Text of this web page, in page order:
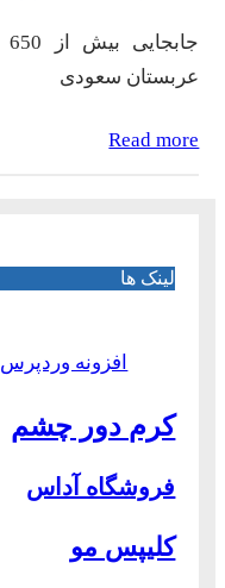
عربستان سعودی
Read more
لینک ها
افزونه وردپرس
کرم دور چشم
فروشگاه آداس
کلیپس مو